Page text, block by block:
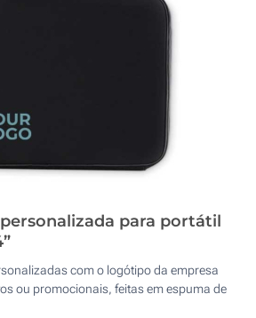
para portátil
com o logótipo da empresa
ou promocionais, feitas em espuma de